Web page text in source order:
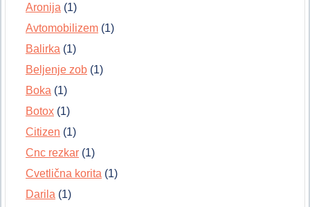
Aronija (1)
Avtomobilizem (1)
Balirka (1)
Beljenje zob (1)
Boka (1)
Botox (1)
Citizen (1)
Cnc rezkar (1)
Cvetlična korita (1)
Darila (1)